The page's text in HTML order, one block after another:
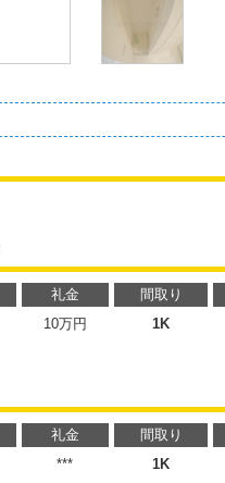
礼金 間取り
10万円 1K
礼金 間取り
*** 1K